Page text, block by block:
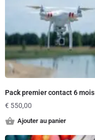
Pack premier contact 6 mois
€ 550,00
Ajouter au panier